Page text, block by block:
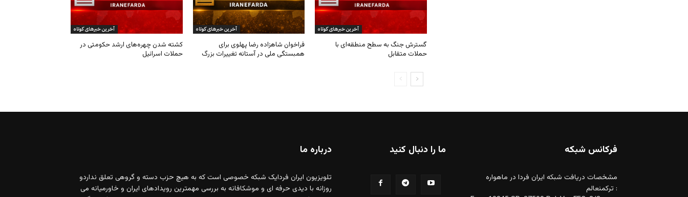
فرکانس شبکه
مشخصات دریافت شبکه ایران فردا در ماهواره
ترکمنعالم :
ما را دنبال کنید درباره ما
تلویزیون ایران فردایک شبکه خصوصی است که به هیچ حزب دسته و گروهی تعلق نداردو
روزانه با دیدی حرفه ای و موشکافانه به بررسی مهمترین رویدادهای ایران و خاورمیانه می